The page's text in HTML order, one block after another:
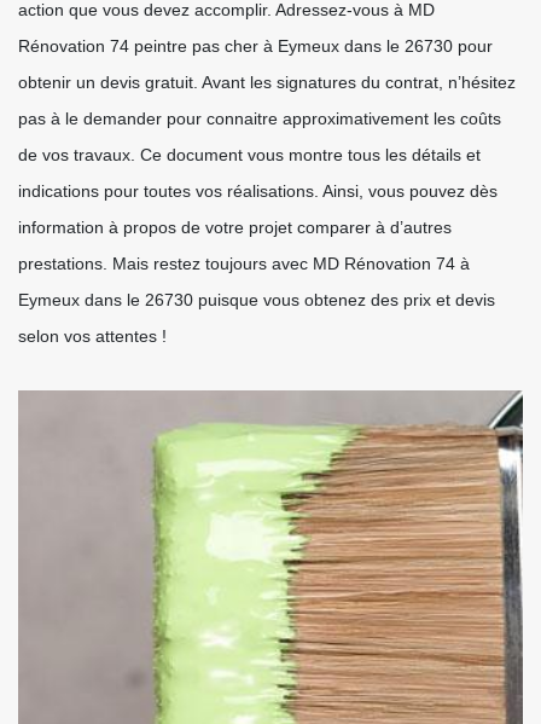
action que vous devez accomplir. Adressez-vous à MD
Rénovation 74 peintre pas cher à Eymeux dans le 26730 pour
obtenir un devis gratuit. Avant les signatures du contrat, n’hésitez
pas à le demander pour connaitre approximativement les coûts
de vos travaux. Ce document vous montre tous les détails et
indications pour toutes vos réalisations. Ainsi, vous pouvez dès
information à propos de votre projet comparer à d’autres
prestations. Mais restez toujours avec MD Rénovation 74 à
Eymeux dans le 26730 puisque vous obtenez des prix et devis
selon vos attentes !